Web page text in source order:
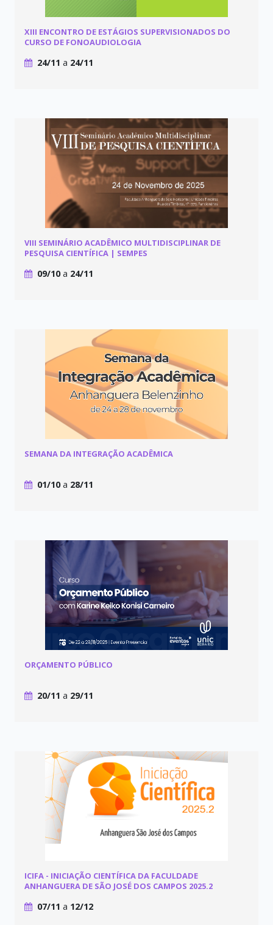
XIII ENCONTRO DE ESTÁGIOS SUPERVISIONADOS DO
CURSO DE FONOAUDIOLOGIA
24/11 a 24/11
VIII SEMINÁRIO ACADÊMICO MULTIDISCIPLINAR DE
PESQUISA CIENTÍFICA | SEMPES
09/10a 24/11
SEMANA DA INTEGRAÇÃO ACADÊMICA
01/10a 28/11
ORÇAMENTO PÚBLICO
20/11 a 29/11
ICIFA - INICIAÇÃO CIENTÍFICA DA FACULDADE
ANHANGUERA DE SÃO JOSÉ DOS CAMPOS 2025.2
07/11 a 12/12